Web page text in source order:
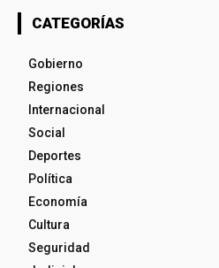
CATEGORÍAS
Gobierno
Regiones
Internacional
Social
Deportes
Política
Economía
Cultura
Seguridad